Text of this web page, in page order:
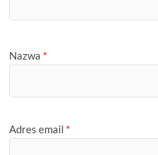
Nazwa *
Adres email *